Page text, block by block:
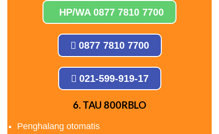
HP/WA 0877 7810 7700
0877 7810 7700
021-599-919-17
6. TAU 800RBLO
Penghalang otomatis